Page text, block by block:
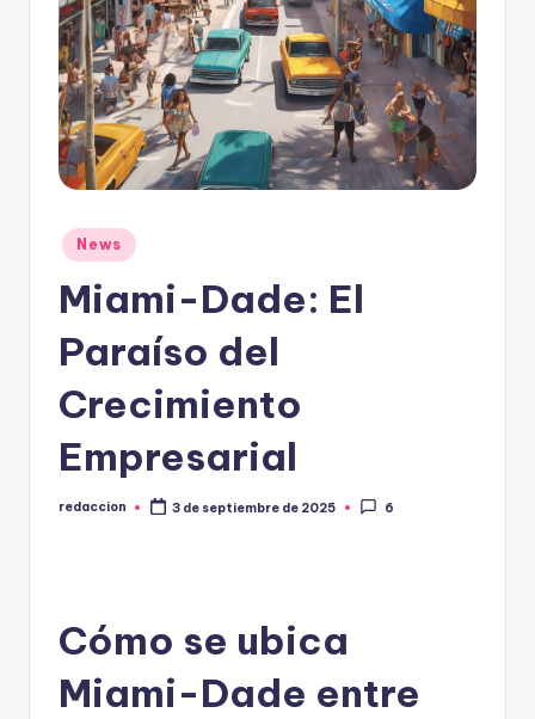
Publicado
en
News
Miami-Dade: El
Paraíso del
Crecimiento
Empresarial
Publicado
redaccion 3 de septiembre de 2025 6
Cómo se ubica
Miami-Dade entre